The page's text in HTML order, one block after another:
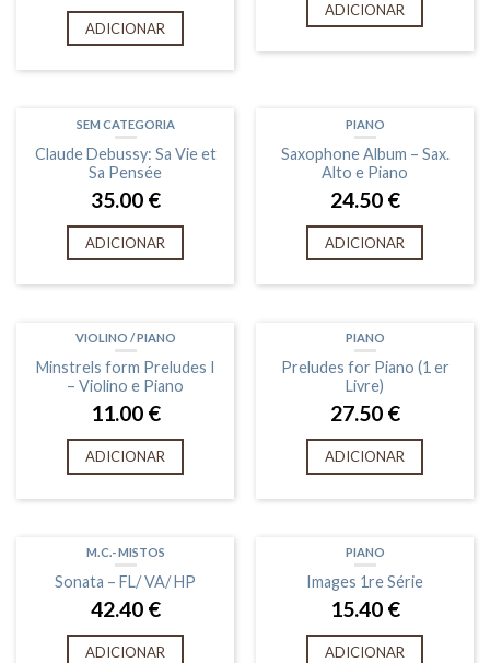
ADICIONAR
ADICIONAR
SEM CATEGORIA
Claude Debussy: Sa Vie et
Sa Pensée
35.00 €
ADICIONAR
PIANO
Saxophone Album – Sax.
Alto e Piano
24.50 €
ADICIONAR
VIOLINO / PIANO
Minstrels form Preludes I
– Violino e Piano
11.00 €
ADICIONAR
PIANO
Preludes for Piano (1 er
Livre)
27.50 €
ADICIONAR
M.C.- MISTOS
Sonata – FL/ VA/ HP
42.40 €
ADICIONAR
PIANO
Images 1re Série
15.40 €
ADICIONAR